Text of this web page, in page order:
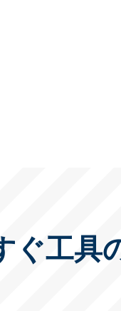
ぐ工具